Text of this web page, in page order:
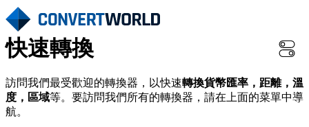
快速轉換
訪問我們最受歡迎的轉換器，以快速轉換貨幣匯率，距離，溫
度，區域等。要訪問我們所有的轉換器，請在上面的菜單中導
航。